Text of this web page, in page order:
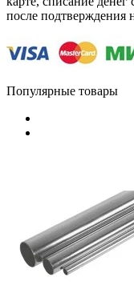
после подтверждения
Популярные товары